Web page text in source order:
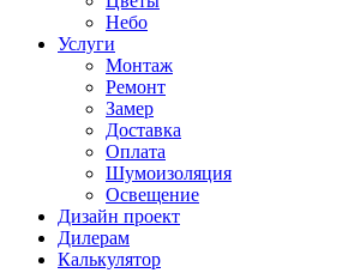
Небо
Услуги
Монтаж
Ремонт
Замер
Доставка
Оплата
Шумоизоляция
Освещение
Дизайн проект
Дилерам
Калькулятор